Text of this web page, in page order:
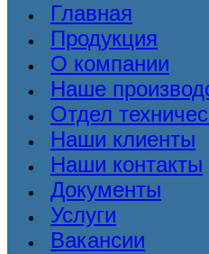
Главная
Продукция
О компании
Наше
Отдел
Наши клиенты
Наши контакты
Документы
Услуги
Вакансии